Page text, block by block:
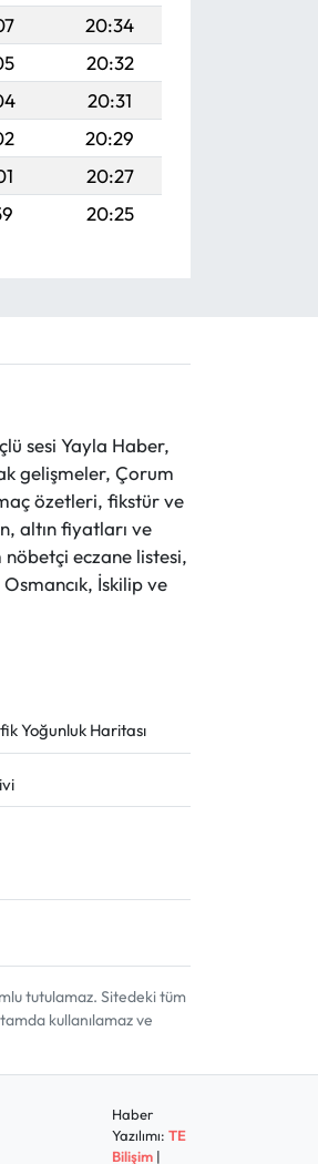
20:34
20:32
20:31
20:29
20:27
20:25
sesi Yayla Haber,
gelişmeler, Çorum
özetleri, fikstür ve
altın fiyatları ve
nöbetçi eczane listesi,
İskilip ve
Yoğunluk Haritası
tutulamaz. Sitedeki tüm
kullanılamaz ve
Haber
Yazılımı:TE
Bilişim |